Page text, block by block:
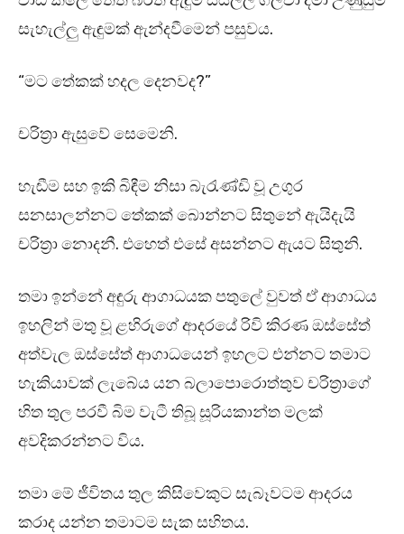
සැහැල්ලු ඇඳුමක් ඇන්දවීමෙන් පසුවය.
“මට තේකක් හදල දෙනවද?”
චරිත්‍රා ඇසුවේ සෙමෙනි.
හැඬීම සහ ඉකි බිඳීම නිසා බැරැණ්ඩි වූ උගුර
සනසාලන්නට තේකක් බොන්නට සිතුනේ ඇයිදැයි
චරිත්‍රා නොදනී. එහෙත් එසේ අසන්නට ඇයට සිතුනි.
තමා ඉන්නේ අඳුරු ආගාධයක පතුලේ වුවත් ඒ ආගාධය
ඉහලින් මතු වූ ළහිරුගේ ආදරයේ රිවි කිරණ ඔස්සේත්
අත්වැල ඔස්සේත් ආගාධයෙන් ඉහලට එන්නට තමාට
හැකියාවක් ලැබේය යන බලාපොරොත්තුව චරිත්‍රාගේ
හිත තුල පරවී බිම වැටී තිබූ සූරියකාන්ත මලක්
අවදිකරන්නට විය.
තමා මේ ජීවිතය තුල කිසිවෙකුට සැබෑවටම ආදරය
කරාද යන්න තමාටම සැක සහිතය.